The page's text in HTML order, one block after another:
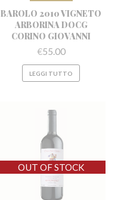
BAROLO 2010 VIGNETO
ARBORINA DOCG
CORINO GIOVANNI
€55.00
LEGGI TUTTO